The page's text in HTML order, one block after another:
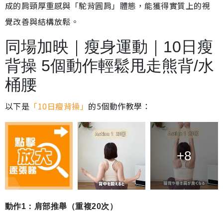
成的肩頸厚重感與「駝背圓肩」體態，能獲得實質上的視
覺改善與結構放鬆。
同場加映｜瘦身運動｜10日瘦
背操 5個動作輕鬆甩走熊背/水
桶腰
以下是 「10日瘦背操」 的5個動作教學：
+8
動作1：肩部推舉（重複20次）